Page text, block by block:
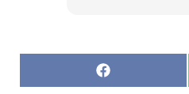
Share
on